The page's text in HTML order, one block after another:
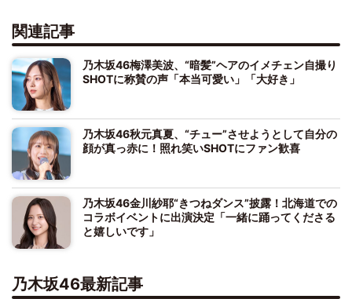
関連記事
乃木坂46梅澤美波、“暗髪”ヘアのイメチェン自撮り
SHOTに称賛の声「本当可愛い」「大好き」
乃木坂46秋元真夏、“チュー”させようとして自分の
顔が真っ赤に！照れ笑いSHOTにファン歓喜
乃木坂46金川紗耶“きつねダンス”披露！北海道での
コラボイベントに出演決定「一緒に踊ってくださる
と嬉しいです」
乃木坂46最新記事